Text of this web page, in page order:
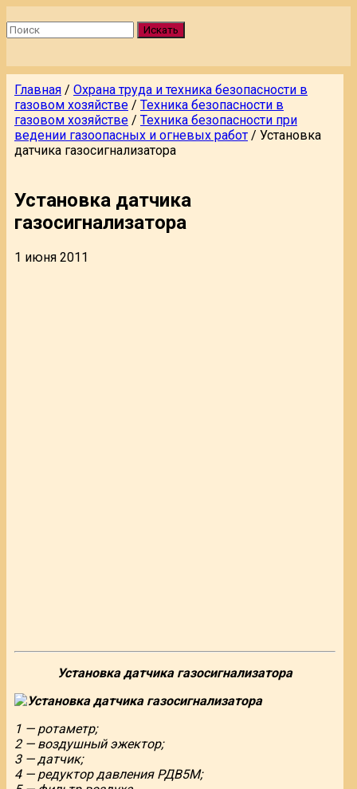
Искать
Главная / Охрана труда и техника безопасности в
газовом хозяйстве / Техника безопасности в
газовом хозяйстве / Техника безопасности при
ведении газоопасных и огневых работ / Установка
датчика газосигнализатора
Установка датчика
газосигнализатора
1 июня 2011
Установка датчика газосигнализатора
1 — ротаметр;
2 — воздушный эжектор;
3 — датчик;
4 — редуктор давления РДВ5М;